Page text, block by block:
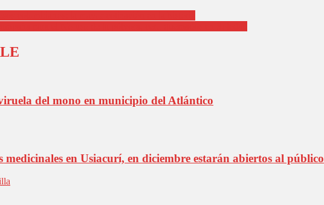
del mono en municipio del Atlántico
medicinales en Usiacurí, en diciembre estarán abiertos al público